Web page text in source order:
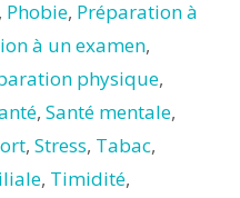
, Phobie, Préparation à
à un examen,
physique,
, Santé mentale,
, Stress, Tabac,
, Timidité,